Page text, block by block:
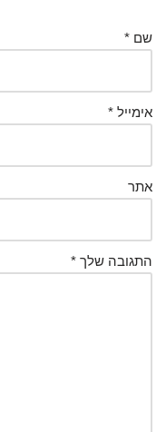
שם *
אימייל *
אתר
התגובה שלך *